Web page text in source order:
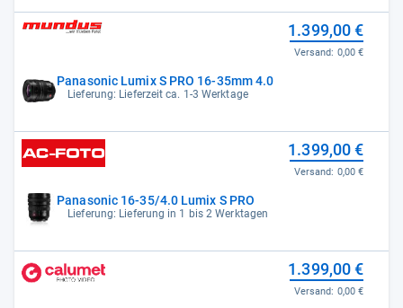
Panasonic Lumix S PRO 16-35mm 4.0
Lieferung: Lieferzeit ca. 1-3 Werktage
1.399,00 €
Versand: 0,00 €
Panasonic 16-35/4.0 Lumix S PRO
Lieferung: Lieferung in 1 bis 2 Werktagen
1.399,00 €
Versand: 0,00 €
1.399,00 €
Versand: 0,00 €